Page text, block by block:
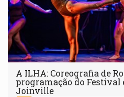
A ILHA: Coreografia de
programação do Festival
Joinville